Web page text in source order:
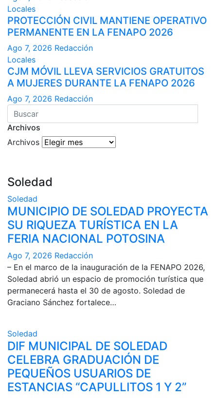
Locales
PROTECCIÓN CIVIL MANTIENE OPERATIVO
PERMANENTE EN LA FENAPO 2026
Ago 7, 2026 Redacción
Locales
CJM MÓVIL LLEVA SERVICIOS GRATUITOS
A MUJERES DURANTE LA FENAPO 2026
Ago 7, 2026 Redacción
Archivos
Archivos
Soledad
Soledad
MUNICIPIO DE SOLEDAD PROYECTA
SU RIQUEZA TURÍSTICA EN LA
FERIA NACIONAL POTOSINA
Ago 7, 2026 Redacción
– En el marco de la inauguración de la FENAPO 2026,
Soledad abrió un espacio de promoción turística que
permanecerá hasta el 30 de agosto. Soledad de
Graciano Sánchez fortalece…
Soledad
DIF MUNICIPAL DE SOLEDAD
CELEBRA GRADUACIÓN DE
PEQUEÑOS USUARIOS DE
ESTANCIAS “CAPULLITOS 1 Y 2”